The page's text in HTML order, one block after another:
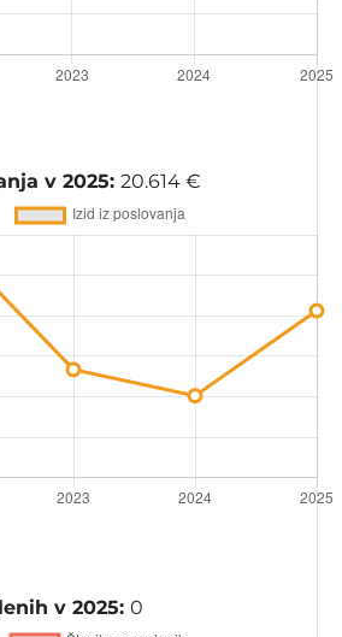
v 2025: 20.614 €
v 2025: 0